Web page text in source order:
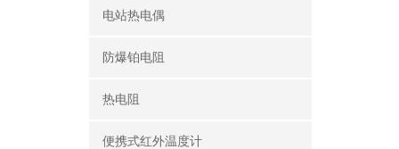
电站热电偶
防爆铂电阻
热电阻
便携式红外温度计